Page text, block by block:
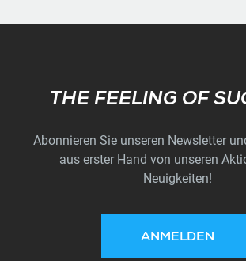
Subscribe
THE FEELING OF
Abonnieren Sie unseren Newsletter
aus erster Hand von unseren
Neuigkeiten!
ANMELDEN